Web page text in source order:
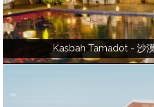
Kasbah Tamadot - 沙